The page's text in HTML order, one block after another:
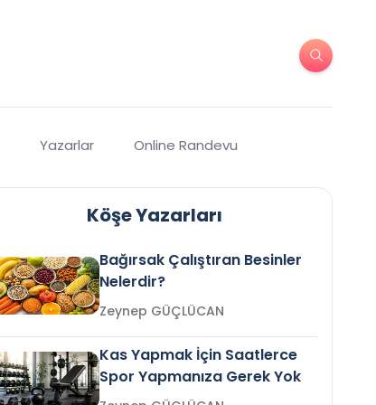
Yazarlar Online Randevu
Köşe Yazarları
Bağırsak Çalıştıran Besinler
Nelerdir?
Zeynep GÜÇLÜCAN
Kas Yapmak İçin Saatlerce
Spor Yapmanıza Gerek Yok